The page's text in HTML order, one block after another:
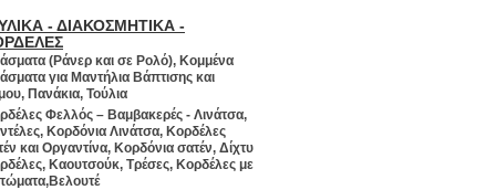
ΥΛΙΚΑ - ΔΙΑΚΟΣΜΗΤΙΚΑ -
(Ράνερ και σε Ρολό), Κομμένα
για Μαντήλια Βάπτισης και
Πανάκια, Τούλια
Φελλός – Βαμβακερές - Λινάτσα,
Κορδόνια Λινάτσα, Κορδέλες
και Οργαντίνα, Κορδόνια σατέν, Δίχτυ
Καουτσούκ, Τρέσες, Κορδέλες με